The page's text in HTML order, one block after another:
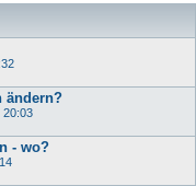
ändern?
20:03
- wo?